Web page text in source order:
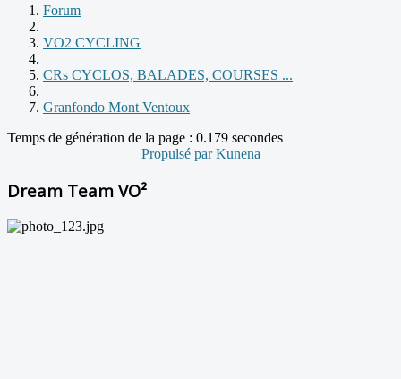
Forum
VO2 CYCLING
CRs CYCLOS, BALADES, COURSES ...
Granfondo Mont Ventoux
Temps de génération de la page : 0.179 secondes
Propulsé parKunena
Dream Team VO²